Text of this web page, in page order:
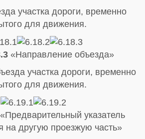
участка дороги, временно
для движения.
«Направление объезда»
участка дороги, временно
для движения.
указатель
на другую проезжую часть»